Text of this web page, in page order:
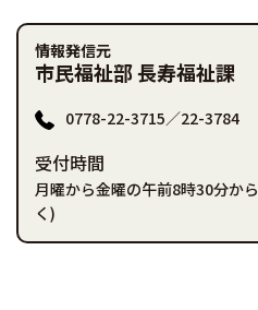
情報発信元
市民福祉部 長寿福祉課
0778-22-3715／22-3784
受付時間
月曜から金曜の午前8時30分か
く)